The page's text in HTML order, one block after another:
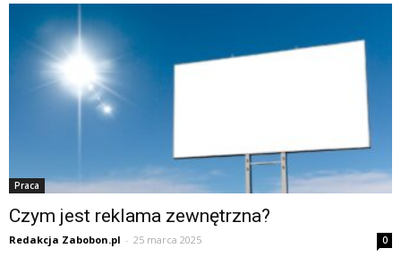
Praca
Czym jest reklama zewnętrzna?
Redakcja Zabobon.pl - 25 marca 2025 0